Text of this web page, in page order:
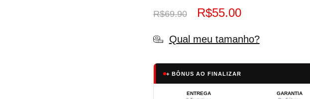
R$69.90 R$55.00
Qual meu tamanho?
+ BÔNUS AO FINALIZAR
ENTREGA GARANTIA